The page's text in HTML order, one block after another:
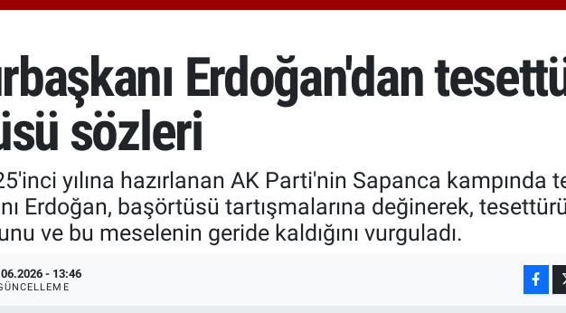
Erdoğan'dan
sözleri
yılına hazırlanan AK Parti'nin Sapanca kampında
Erdoğan, başörtüsü tartışmalarına değinerek,
ve bu meselenin geride kaldığını vurguladı.
- 13:46